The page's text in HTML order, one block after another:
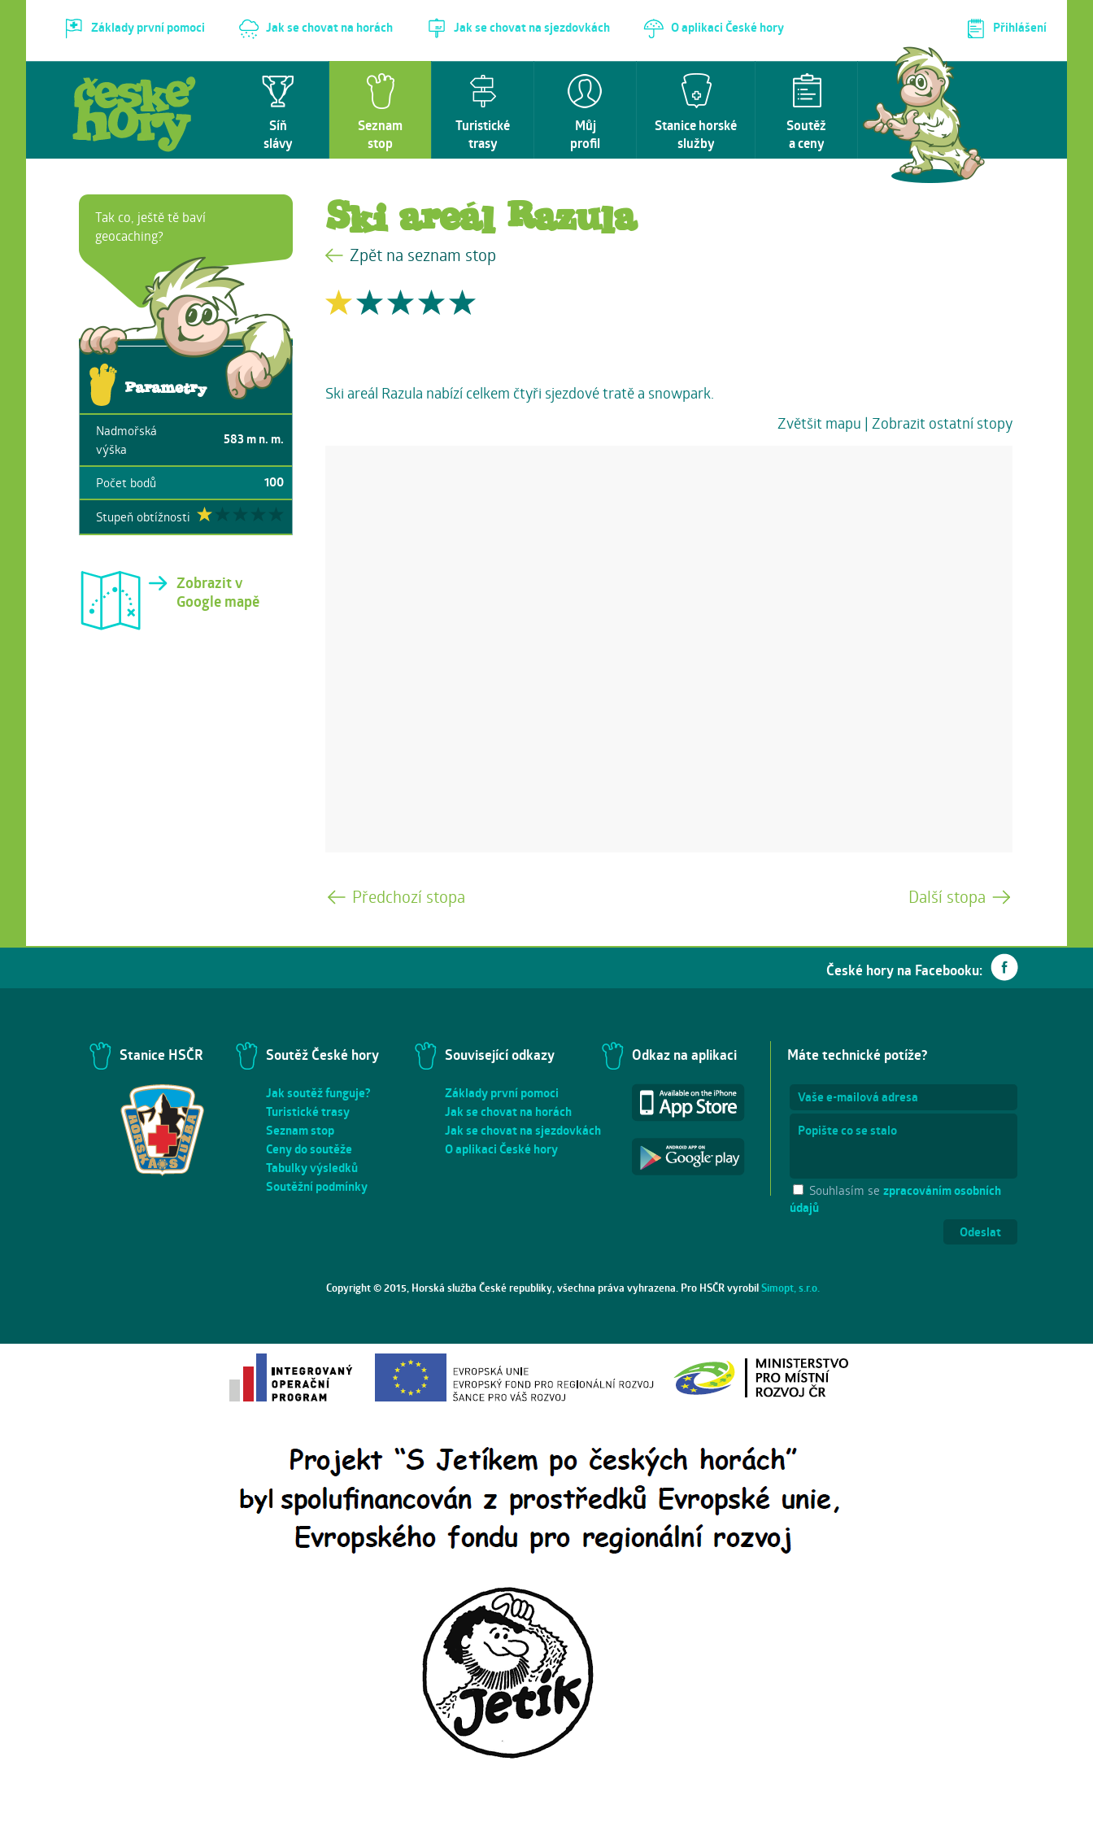
Základy první pomoci Jak se chovat na horách Jak se chovat na sjezdovkách O aplikaci České hory Přihlášení
Síň
slávy
Seznam
stop
Turistické
trasy
Můj
profil
Stanice horské
služby
Soutěž
a ceny
Tak co, ještě tě baví
geocaching?
Parametry
Nadmořská
výška
583 m n. m.
Počet bodů 100
Stupeň obtížnosti
Zobrazit v
Google mapě
Ski areál Razula
Zpět na seznam stop
Ski areál Razula nabízí celkem čtyři sjezdové tratě a snowpark.
Zvětšit mapu | Zobrazit ostatní stopy
Předchozí stopa Další stopa
České hory na Facebooku:
Stanice HSČR Soutěž České hory
Jak soutěž funguje?
Turistické trasy
Seznam stop
Ceny do soutěže
Tabulky výsledků
Soutěžní podmínky
Související odkazy
Základy první pomoci
Jak se chovat na horách
Jak se chovat na sjezdovkách
O aplikaci České hory
Odkaz na aplikaci Máte technické potíže?
Souhlasím se zpracováním osobních
údajů
Copyright © 2015, Horská služba České republiky, všechna práva vyhrazena. Pro HSČR vyrobilSimopt, s.r.o.